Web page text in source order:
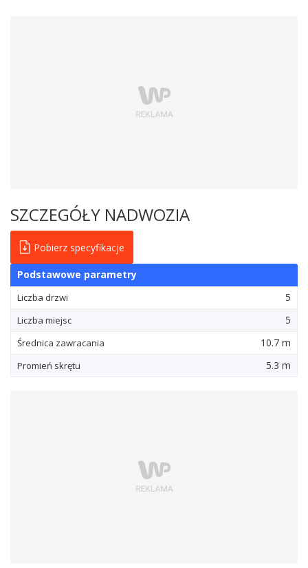
SZCZEGÓŁY NADWOZIA
Pobierz specyfikacje
Podstawowe parametry
Liczba drzwi 5
Liczba miejsc 5
Średnica zawracania 10.7 m
Promień skrętu 5.3 m